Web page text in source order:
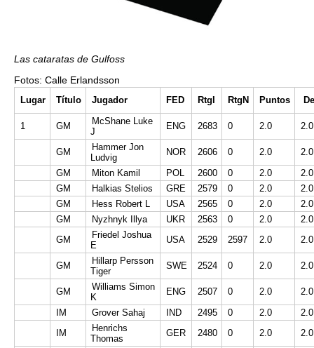
Las cataratas de Gulfoss
Fotos: Calle Erlandsson
Lugar Título Jugador FED RtgI RtgN Puntos
1 GM
McShane Luke
J
ENG 2683 0 2.0 2.0
GM
Hammer Jon
Ludvig
NOR 2606 0 2.0
2.0
GM
Miton Kamil POL 2600 0 2.0
2.0
GM
Halkias Stelios GRE 2579 0 2.0
2.0
GM
Hess Robert L USA 2565 0 2.0
2.0
GM
Nyzhnyk Illya UKR 2563 0 2.0
2.0
GM
Friedel Joshua
E
USA 2529 2597 2.0 2.0
GM
Hillarp Persson
Tiger
SWE 2524 0 2.0 2.0
GM
Williams Simon
K
ENG 2507 0 2.0
2.0
IM
Grover Sahaj IND 2495 0 2.0
2.0
IM
Henrichs
Thomas
GER 2480 0 2.0 2.0